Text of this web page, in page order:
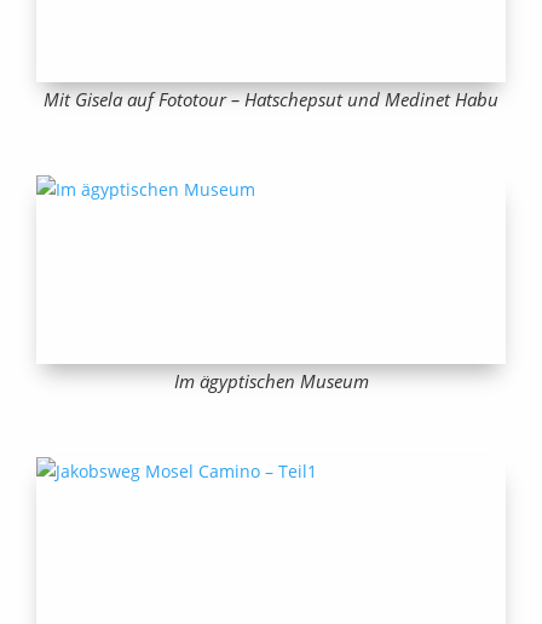
Mit Gisela auf Fototour – Hatschepsut und Medinet Habu
Im ägyptischen Museum